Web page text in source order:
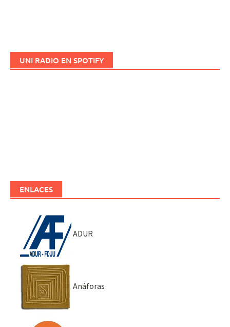
UNI RADIO EN SPOTIFY
ENLACES
ADUR
Anáforas